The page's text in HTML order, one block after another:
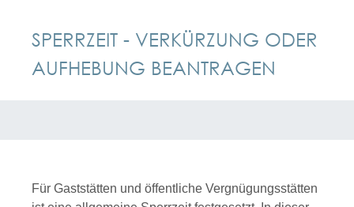
SPERRZEIT - VERKÜRZUNG ODER
AUFHEBUNG BEANTRAGEN
Für Gaststätten und öffentliche Vergnügungsstätten